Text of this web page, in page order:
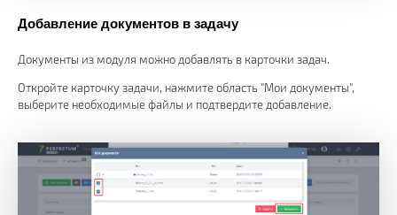
Добавление документов в задачу
Документы из модуля можно добавлять в карточки задач.
Откройте карточку задачи, нажмите область "Мои документы",
выберите необходимые файлы и подтвердите добавление.